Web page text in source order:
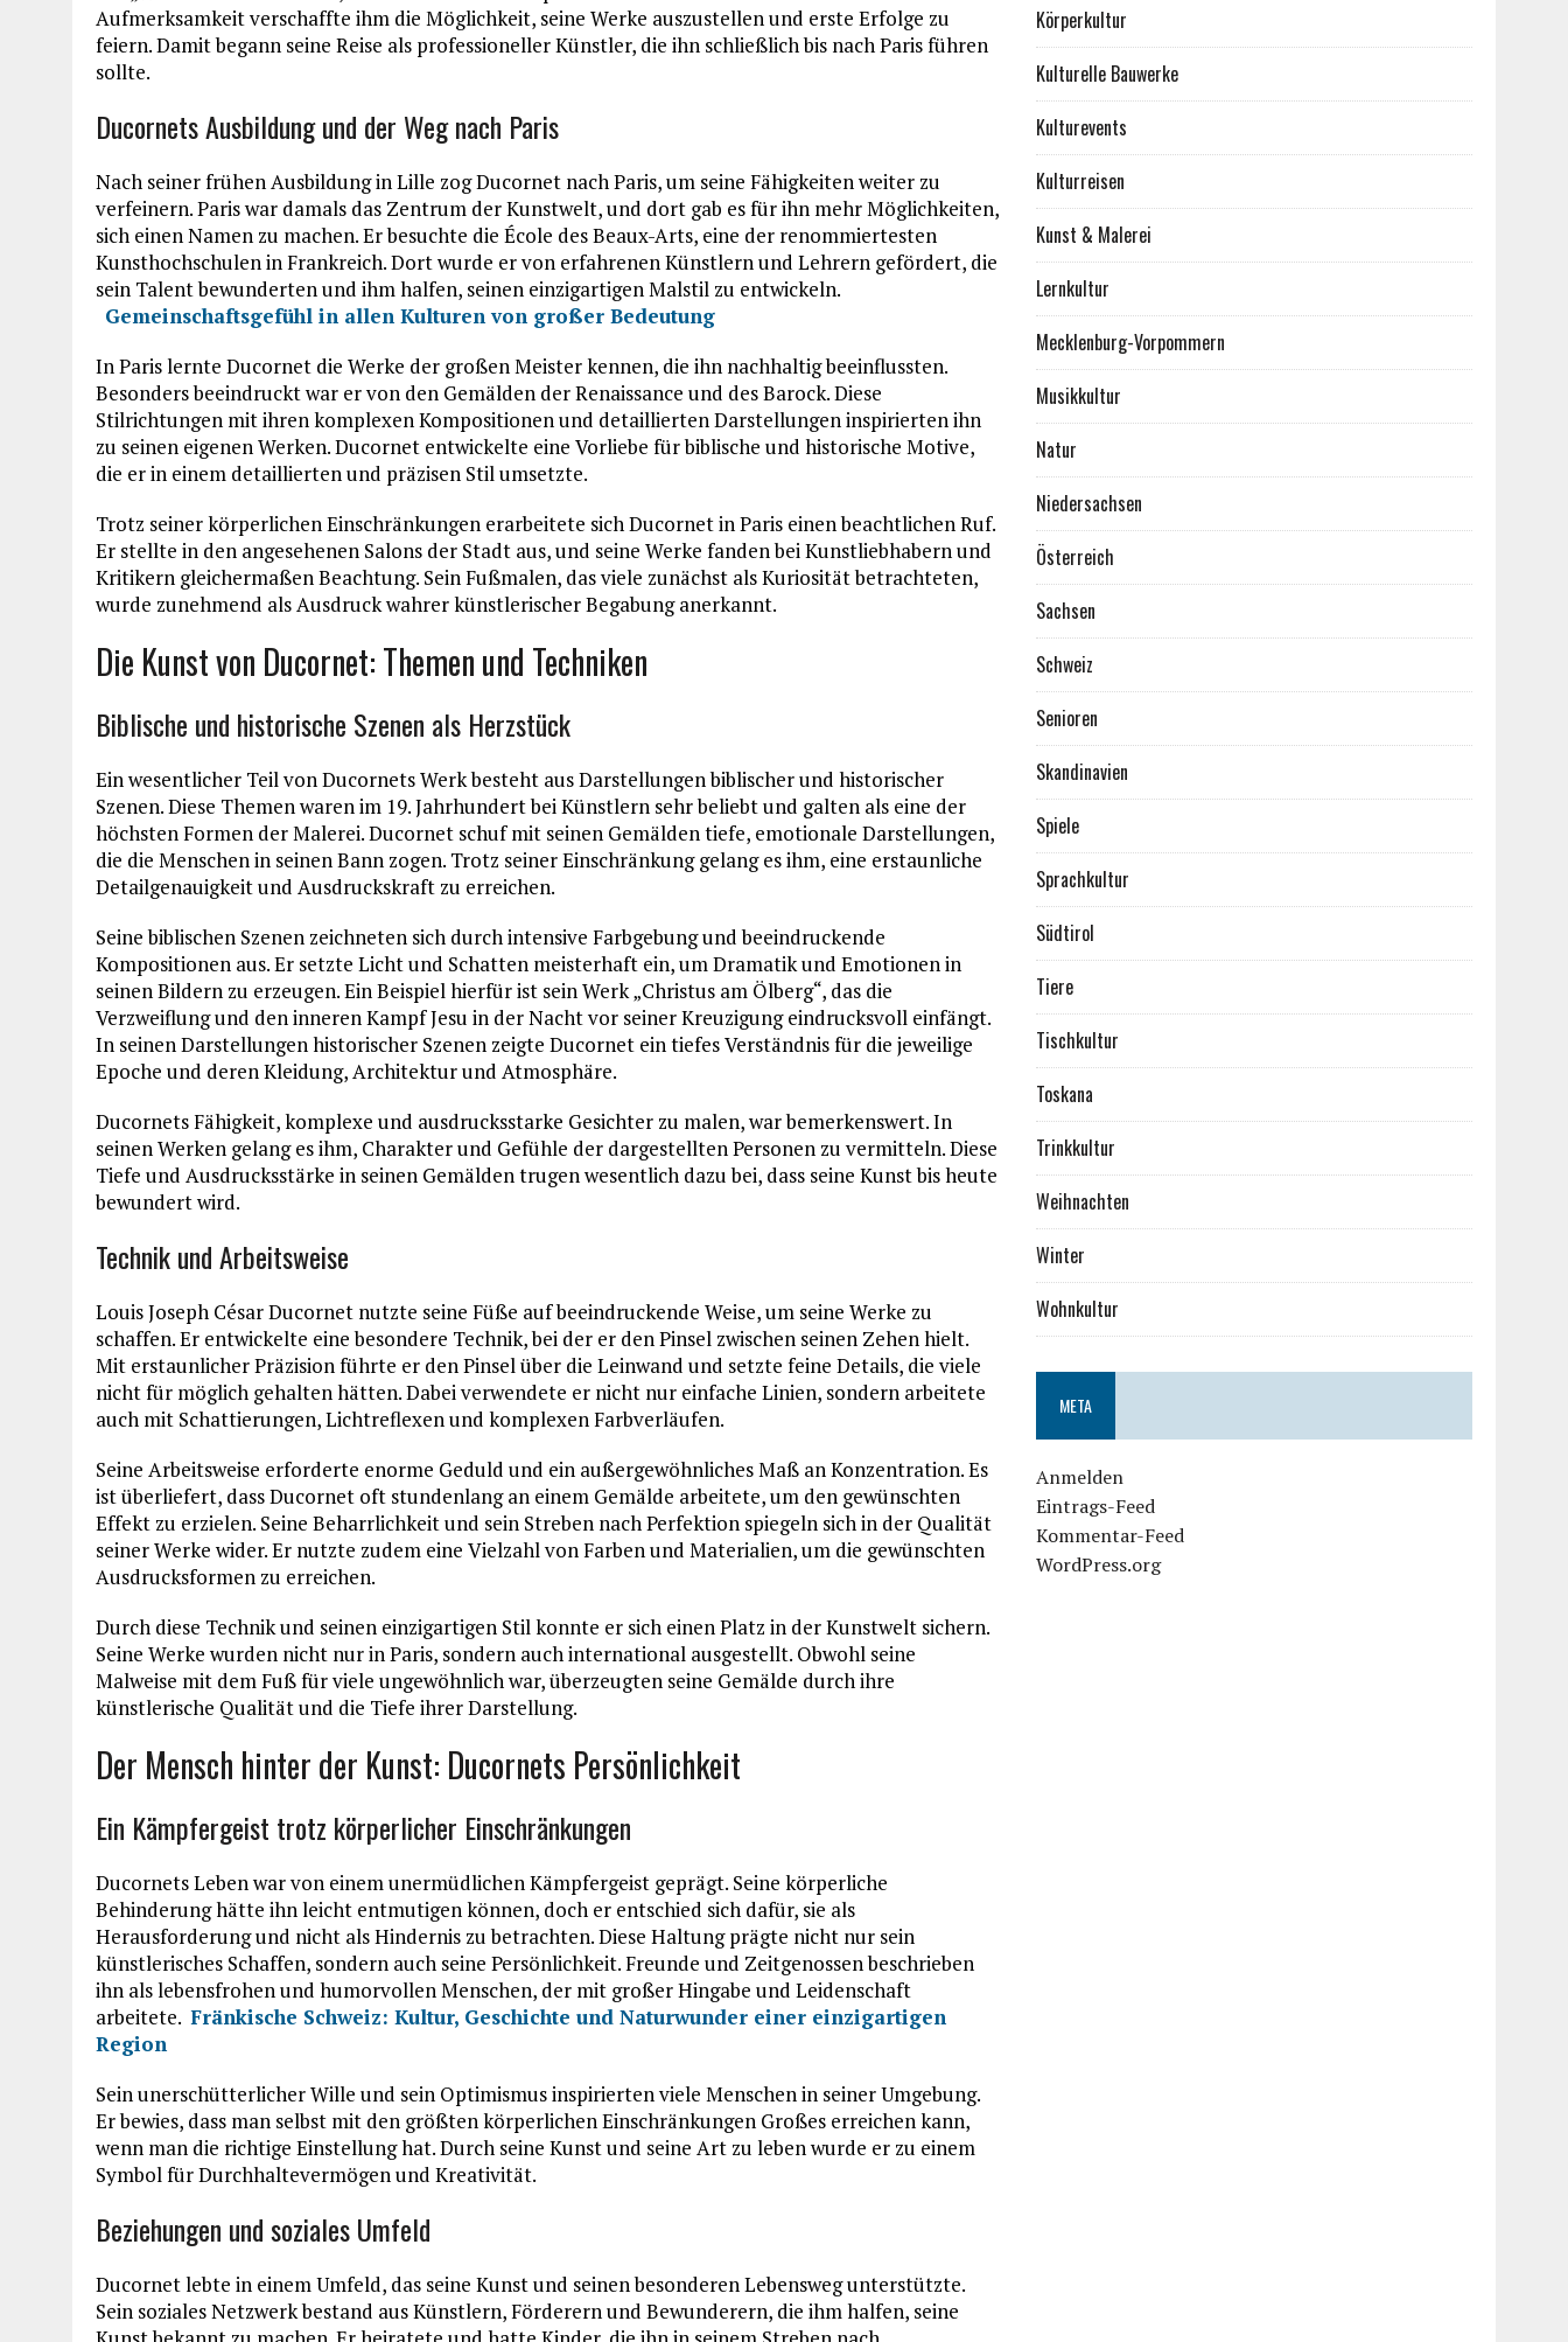
Aufmerksamkeit verschaffte ihm die Möglichkeit, seine Werke auszustellen und erste Erfolge zu
feiern. Damit begann seine Reise als professioneller Künstler, die ihn schließlich bis nach Paris führen
sollte.
Ducornets Ausbildung und der Weg nach Paris
Nach seiner frühen Ausbildung in Lille zog Ducornet nach Paris, um seine Fähigkeiten weiter zu
verfeinern. Paris war damals das Zentrum der Kunstwelt, und dort gab es für ihn mehr Möglichkeiten,
sich einen Namen zu machen. Er besuchte die École des Beaux-Arts, eine der renommiertesten
Kunsthochschulen in Frankreich. Dort wurde er von erfahrenen Künstlern und Lehrern gefördert, die
sein Talent bewunderten und ihm halfen, seinen einzigartigen Malstil zu entwickeln.
Gemeinschaftsgefühl in allen Kulturen von großer Bedeutung
In Paris lernte Ducornet die Werke der großen Meister kennen, die ihn nachhaltig beeinflussten.
Besonders beeindruckt war er von den Gemälden der Renaissance und des Barock. Diese
Stilrichtungen mit ihren komplexen Kompositionen und detaillierten Darstellungen inspirierten ihn
zu seinen eigenen Werken. Ducornet entwickelte eine Vorliebe für biblische und historische Motive,
die er in einem detaillierten und präzisen Stil umsetzte.
Trotz seiner körperlichen Einschränkungen erarbeitete sich Ducornet in Paris einen beachtlichen Ruf.
Er stellte in den angesehenen Salons der Stadt aus, und seine Werke fanden bei Kunstliebhabern und
Kritikern gleichermaßen Beachtung. Sein Fußmalen, das viele zunächst als Kuriosität betrachteten,
wurde zunehmend als Ausdruck wahrer künstlerischer Begabung anerkannt.
Die Kunst von Ducornet: Themen und Techniken
Biblische und historische Szenen als Herzstück
Ein wesentlicher Teil von Ducornets Werk besteht aus Darstellungen biblischer und historischer
Szenen. Diese Themen waren im 19. Jahrhundert bei Künstlern sehr beliebt und galten als eine der
höchsten Formen der Malerei. Ducornet schuf mit seinen Gemälden tiefe, emotionale Darstellungen,
die die Menschen in seinen Bann zogen. Trotz seiner Einschränkung gelang es ihm, eine erstaunliche
Detailgenauigkeit und Ausdruckskraft zu erreichen.
Seine biblischen Szenen zeichneten sich durch intensive Farbgebung und beeindruckende
Kompositionen aus. Er setzte Licht und Schatten meisterhaft ein, um Dramatik und Emotionen in
seinen Bildern zu erzeugen. Ein Beispiel hierfür ist sein Werk „Christus am Ölberg“, das die
Verzweiflung und den inneren Kampf Jesu in der Nacht vor seiner Kreuzigung eindrucksvoll einfängt.
In seinen Darstellungen historischer Szenen zeigte Ducornet ein tiefes Verständnis für die jeweilige
Epoche und deren Kleidung, Architektur und Atmosphäre.
Ducornets Fähigkeit, komplexe und ausdrucksstarke Gesichter zu malen, war bemerkenswert. In
seinen Werken gelang es ihm, Charakter und Gefühle der dargestellten Personen zu vermitteln. Diese
Tiefe und Ausdrucksstärke in seinen Gemälden trugen wesentlich dazu bei, dass seine Kunst bis heute
bewundert wird.
Technik und Arbeitsweise
Louis Joseph César Ducornet nutzte seine Füße auf beeindruckende Weise, um seine Werke zu
schaffen. Er entwickelte eine besondere Technik, bei der er den Pinsel zwischen seinen Zehen hielt.
Mit erstaunlicher Präzision führte er den Pinsel über die Leinwand und setzte feine Details, die viele
nicht für möglich gehalten hätten. Dabei verwendete er nicht nur einfache Linien, sondern arbeitete
auch mit Schattierungen, Lichtreflexen und komplexen Farbverläufen.
Seine Arbeitsweise erforderte enorme Geduld und ein außergewöhnliches Maß an Konzentration. Es
ist überliefert, dass Ducornet oft stundenlang an einem Gemälde arbeitete, um den gewünschten
Effekt zu erzielen. Seine Beharrlichkeit und sein Streben nach Perfektion spiegeln sich in der Qualität
seiner Werke wider. Er nutzte zudem eine Vielzahl von Farben und Materialien, um die gewünschten
Ausdrucksformen zu erreichen.
Durch diese Technik und seinen einzigartigen Stil konnte er sich einen Platz in der Kunstwelt sichern.
Seine Werke wurden nicht nur in Paris, sondern auch international ausgestellt. Obwohl seine
Malweise mit dem Fuß für viele ungewöhnlich war, überzeugten seine Gemälde durch ihre
künstlerische Qualität und die Tiefe ihrer Darstellung.
Der Mensch hinter der Kunst: Ducornets Persönlichkeit
Ein Kämpfergeist trotz körperlicher Einschränkungen
Ducornets Leben war von einem unermüdlichen Kämpfergeist geprägt. Seine körperliche
Behinderung hätte ihn leicht entmutigen können, doch er entschied sich dafür, sie als
Herausforderung und nicht als Hindernis zu betrachten. Diese Haltung prägte nicht nur sein
künstlerisches Schaffen, sondern auch seine Persönlichkeit. Freunde und Zeitgenossen beschrieben
ihn als lebensfrohen und humorvollen Menschen, der mit großer Hingabe und Leidenschaft
arbeitete. Fränkische Schweiz: Kultur, Geschichte und Naturwunder einer einzigartigen
Region
Sein unerschütterlicher Wille und sein Optimismus inspirierten viele Menschen in seiner Umgebung.
Er bewies, dass man selbst mit den größten körperlichen Einschränkungen Großes erreichen kann,
wenn man die richtige Einstellung hat. Durch seine Kunst und seine Art zu leben wurde er zu einem
Symbol für Durchhaltevermögen und Kreativität.
Beziehungen und soziales Umfeld
Ducornet lebte in einem Umfeld, das seine Kunst und seinen besonderen Lebensweg unterstützte.
Sein soziales Netzwerk bestand aus Künstlern, Förderern und Bewunderern, die ihm halfen, seine
Körperkultur
Kulturelle Bauwerke
Kulturevents
Kulturreisen
Kunst & Malerei
Lernkultur
Mecklenburg-Vorpommern
Musikkultur
Natur
Niedersachsen
Österreich
Sachsen
Schweiz
Senioren
Skandinavien
Spiele
Sprachkultur
Südtirol
Tiere
Tischkultur
Toskana
Trinkkultur
Weihnachten
Winter
Wohnkultur
META
Anmelden
Eintrags-Feed
Kommentar-Feed
WordPress.org